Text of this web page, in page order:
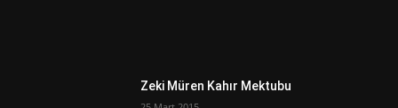
Zeki Müren Kahır Mektubu